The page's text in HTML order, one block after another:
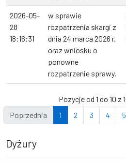
2026-05-
28
18:16:31
w sprawie
rozpatrzenia skargi z
dnia 24 marca 2026 r.
oraz wniosku o
ponowne
rozpatrzenie sprawy.
Pozycje od 1 do 10 z
Poprzednia
1 2 3 4 5
Dyżury